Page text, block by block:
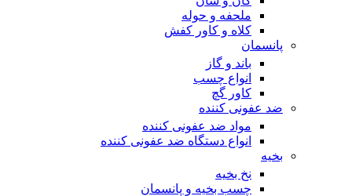
ملحفه و حوله
کلاه و کاور کفش
پانسمان
باند و گاز
انواع چسب
کاور گچ
ضد عفونی کننده
مواد ضد عفونی کننده
انواع دستگاه ضد عفونی کننده
بخیه
نخ بخیه
چسب بخیه و پانسمان